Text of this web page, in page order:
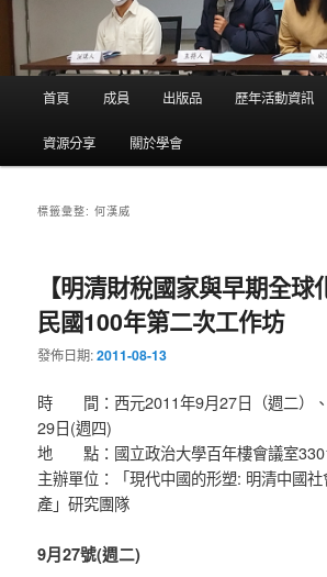
首頁 成員 出版品 歷年活動資訊
資源分享 關於學會
標籤彙整:何漢威
【明清財稅國家與早期全球
民國100年第二次工作坊
發佈日期:2011-08-13
時 間：西元2011年9月27日（週二）、
29日(週四)
地 點：國立政治大學百年樓會議室
主辦單位：「現代中國的形塑: 明清中國
產」研究團隊
9月27號(週二)